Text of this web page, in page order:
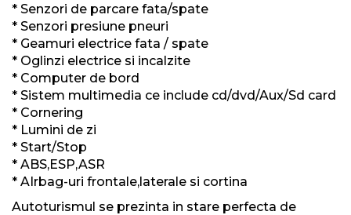
* Senzori de parcare fata/spate
* Senzori presiune pneuri
* Geamuri electrice fata / spate
* Oglinzi electrice si incalzite
* Computer de bord
* Sistem multimedia ce include cd/dvd/Aux/Sd card
* Cornering
* Lumini de zi
* Start/Stop
* ABS,ESP,ASR
* AIrbag-uri frontale,laterale si cortina
Autoturismul se prezinta in stare perfecta de